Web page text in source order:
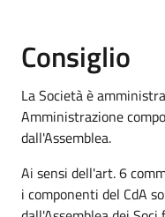
Consiglio
La Società è
Amministrazione
dall'Assemblea.
Ai sensi dell'art. 6
i componenti del CdA